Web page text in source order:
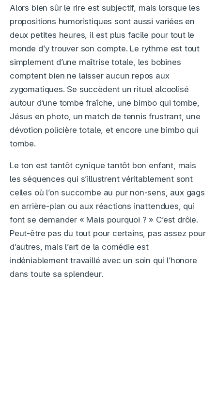
Alors bien sûr le rire est subjectif, mais lorsque les
propositions humoristiques sont aussi variées en
deux petites heures, il est plus facile pour tout le
monde d’y trouver son compte. Le rythme est tout
simplement d’une maîtrise totale, les bobines
comptent bien ne laisser aucun repos aux
zygomatiques. Se succèdent un rituel alcoolisé
autour d’une tombe fraîche, une bimbo qui tombe,
Jésus en photo, un match de tennis frustrant, une
dévotion policière totale, et encore une bimbo qui
tombe.
Le ton est tantôt cynique tantôt bon enfant, mais
les séquences qui s’illustrent véritablement sont
celles où l’on succombe au pur non-sens, aux gags
en arrière-plan ou aux réactions inattendues, qui
font se demander « Mais pourquoi ? » C’est drôle.
Peut-être pas du tout pour certains, pas assez pour
d’autres, mais l’art de la comédie est
indéniablement travaillé avec un soin qui l’honore
dans toute sa splendeur.